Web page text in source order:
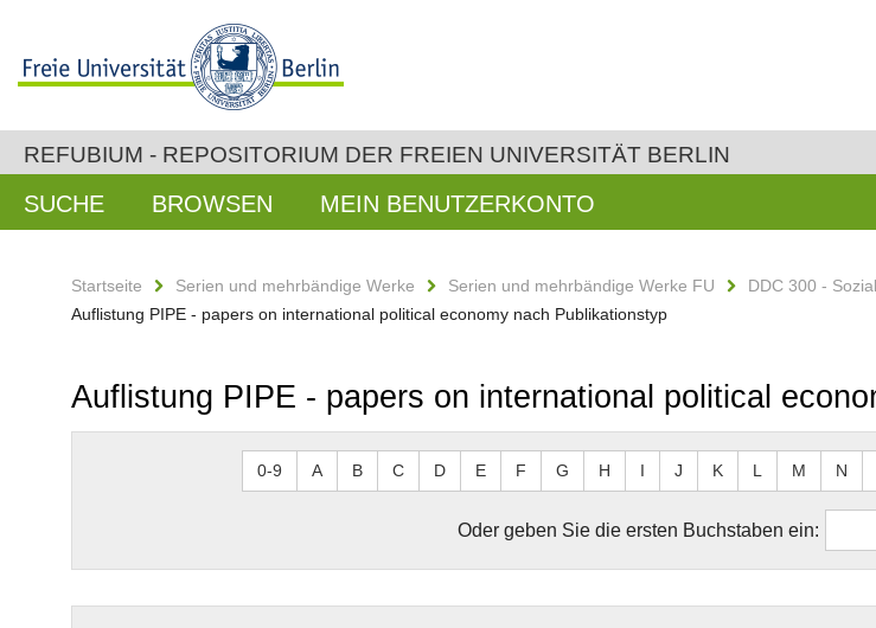
REFUBIUM - REPOSITORIUM DER FREIEN UNIVERSITÄT BERLIN
SUCHE BROWSEN MEIN BENUTZERKONTO
Startseite Serien und mehrbändige Werke Serien und mehrbändige Werke FU DDC 300 -
Auflistung PIPE - papers on international political economy nach Publikationstyp
Auflistung PIPE - papers on international political
0-9 A B C D E F G H I J K L M N
Oder geben Sie die ersten Buchstaben ein: